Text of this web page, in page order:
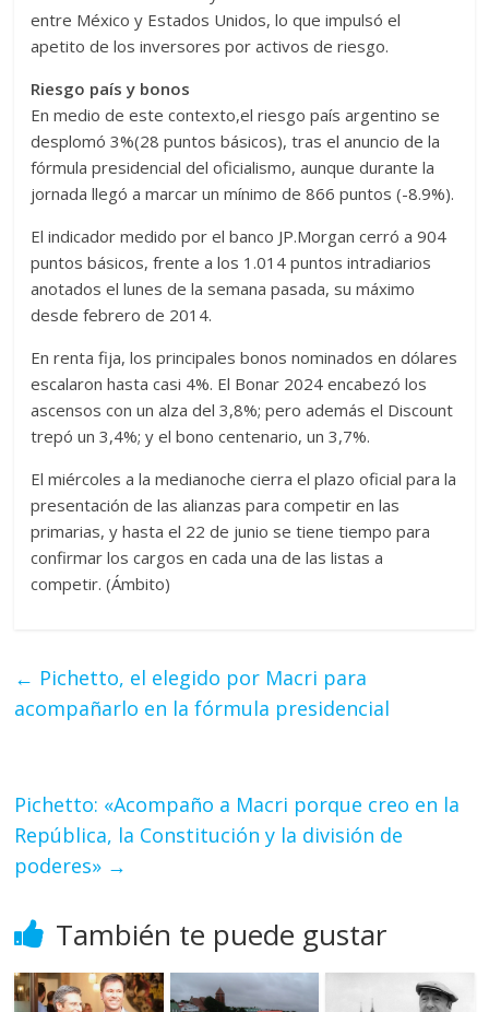
entre México y Estados Unidos, lo que impulsó el
apetito de los inversores por activos de riesgo.
Riesgo país y bonos
En medio de este contexto,el riesgo país argentino se
desplomó 3%(28 puntos básicos), tras el anuncio de la
fórmula presidencial del oficialismo, aunque durante la
jornada llegó a marcar un mínimo de 866 puntos (-8.9%).
El indicador medido por el banco JP.Morgan cerró a 904
puntos básicos, frente a los 1.014 puntos intradiarios
anotados el lunes de la semana pasada, su máximo
desde febrero de 2014.
En renta fija, los principales bonos nominados en dólares
escalaron hasta casi 4%. El Bonar 2024 encabezó los
ascensos con un alza del 3,8%; pero además el Discount
trepó un 3,4%; y el bono centenario, un 3,7%.
El miércoles a la medianoche cierra el plazo oficial para la
presentación de las alianzas para competir en las
primarias, y hasta el 22 de junio se tiene tiempo para
confirmar los cargos en cada una de las listas a
competir. (Ámbito)
← Pichetto, el elegido por Macri para
acompañarlo en la fórmula presidencial
Pichetto: «Acompaño a Macri porque creo en la
República, la Constitución y la división de
poderes» →
También te puede gustar